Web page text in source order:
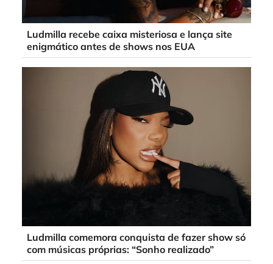
Ludmilla recebe caixa misteriosa e lança site
enigmático antes de shows nos EUA
Ludmilla comemora conquista de fazer show só
com músicas próprias: “Sonho realizado”